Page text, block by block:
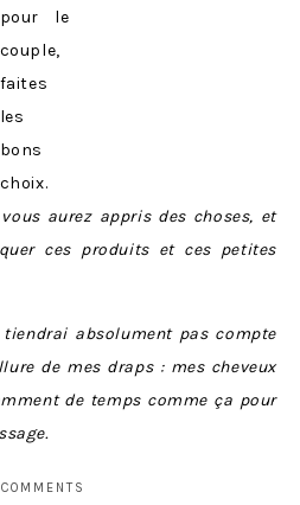
pour le
couple,
faites
les
bons
choix.
aurez appris des choses, et
ces produits et ces petites
tiendrai absolument pas compte
de mes draps : mes cheveux
de temps comme ça pour